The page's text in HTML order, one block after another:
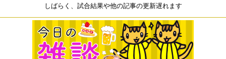
しばらく、試合結果や他の記事の更新遅れます